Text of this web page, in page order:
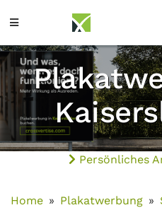
Persönliches
Home Plakatwerbung